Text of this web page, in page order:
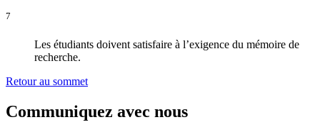
7
Les étudiants doivent satisfaire à l’exigence du mémoire de
recherche.
Retour au sommet
Communiquez avec nous